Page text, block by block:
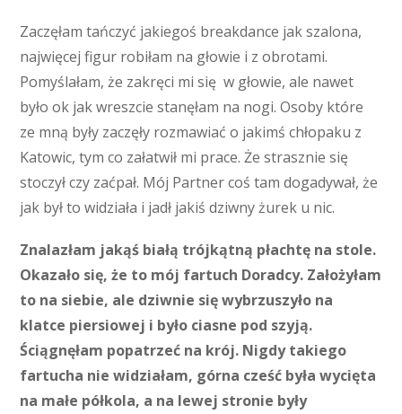
Zaczęłam tańczyć jakiegoś breakdance jak szalona,
najwięcej figur robiłam na głowie i z obrotami.
Pomyślałam, że zakręci mi się w głowie, ale nawet
było ok jak wreszcie stanęłam na nogi. Osoby które
ze mną były zaczęły rozmawiać o jakimś chłopaku z
Katowic, tym co załatwił mi prace. Że strasznie się
stoczył czy zaćpał. Mój Partner coś tam dogadywał, że
jak był to widziała i jadł jakiś dziwny żurek u nic.
Znalazłam jakąś białą trójkątną płachtę na stole.
Okazało się, że to mój fartuch Doradcy. Założyłam
to na siebie, ale dziwnie się wybrzuszyło na
klatce piersiowej i było ciasne pod szyją.
Ściągnęłam popatrzeć na krój. Nigdy takiego
fartucha nie widziałam, górna cześć była wycięta
na małe półkola, a na lewej stronie były